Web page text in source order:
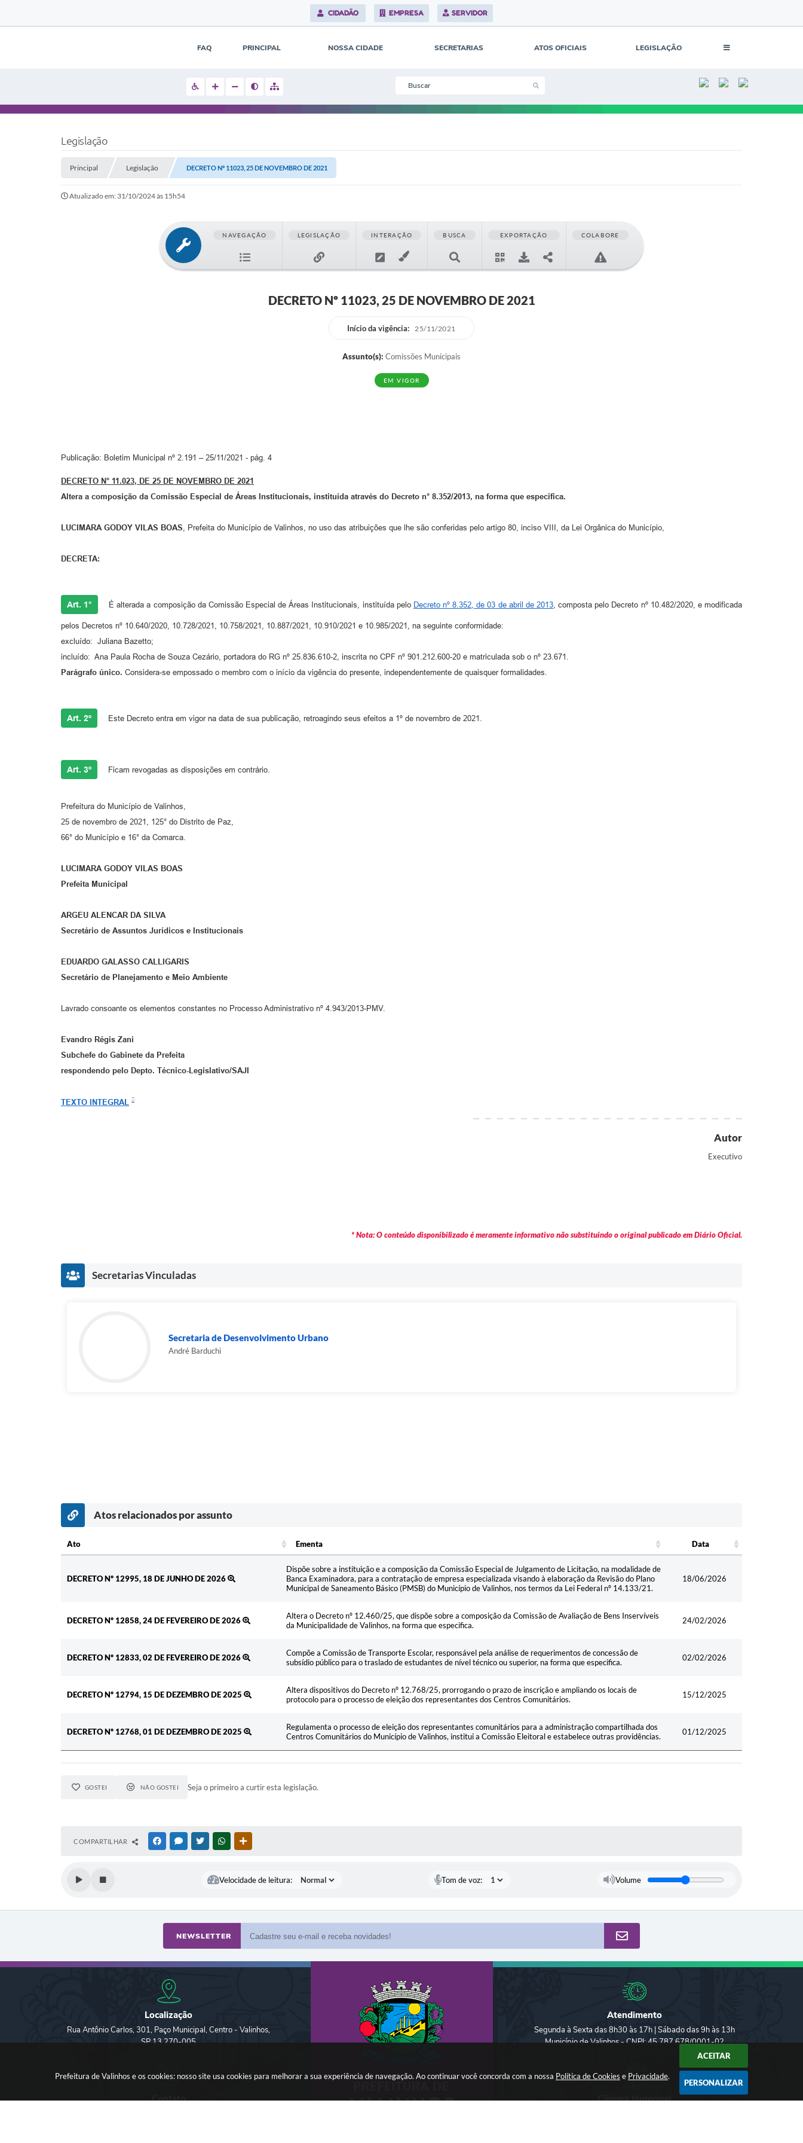
Prefeitura de Valinhos e os cookies: nosso site usa cookies para melhorar a sua experiência de navegação. Ao continuar você concorda com a nossa Política de Cookies e Privacidade.
ACEITAR
PERSONALIZAR
CIDADÃO EMPRESA SERVIDOR
FAQ PRINCIPAL NOSSA CIDADE SECRETARIAS ATOS OFICIAIS LEGISLAÇÃO
Legislação
Principal Legislação DECRETO Nº 11023, 25 DE NOVEMBRO DE 2021
Atualizado em: 31/10/2024 às 15h54
NAVEGAÇÃO LEGISLAÇÃO INTERAÇÃO BUSCA EXPORTAÇÃO COLABORE
DECRETO Nº 11023, 25 DE NOVEMBRO DE 2021
Início da vigência: 25/11/2021
Assunto(s): Comissões Municipais
EM VIGOR
Publicação: Boletim Municipal nº 2.191 – 25/11/2021 - pág. 4
DECRETO N° 11.023, DE 25 DE NOVEMBRO DE 2021
Altera a composição da Comissão Especial de Áreas Institucionais, instituída através do Decreto n° 8.352/2013, na forma que especifica.
LUCIMARA GODOY VILAS BOAS, Prefeita do Município de Valinhos, no uso das atribuições que lhe são conferidas pelo artigo 80, inciso VIII, da Lei Orgânica do Município,
DECRETA:
Art. 1° É alterada a composição da Comissão Especial de Áreas Institucionais, instituída pelo Decreto nº 8.352, de 03 de abril de 2013, composta pelo Decreto nº 10.482/2020, e modificada
pelos Decretos nº 10.640/2020, 10.728/2021, 10.758/2021, 10.887/2021, 10.910/2021 e 10.985/2021, na seguinte conformidade:
excluído: Juliana Bazetto;
incluído: Ana Paula Rocha de Souza Cezário, portadora do RG nº 25.836.610-2, inscrita no CPF nº 901.212.600-20 e matriculada sob o nº 23.671.
Parágrafo único. Considera-se empossado o membro com o início da vigência do presente, independentemente de quaisquer formalidades.
Art. 2º Este Decreto entra em vigor na data de sua publicação, retroagindo seus efeitos a 1º de novembro de 2021.
Art. 3º Ficam revogadas as disposições em contrário.
Prefeitura do Município de Valinhos,
25 de novembro de 2021, 125° do Distrito de Paz,
66° do Município e 16° da Comarca.
LUCIMARA GODOY VILAS BOAS
Prefeita Municipal
ARGEU ALENCAR DA SILVA
Secretário de Assuntos Jurídicos e Institucionais
EDUARDO GALASSO CALLIGARIS
Secretário de Planejamento e Meio Ambiente
Lavrado consoante os elementos constantes no Processo Administrativo nº 4.943/2013-PMV.
Evandro Régis Zani
Subchefe do Gabinete da Prefeita
respondendo pelo Depto. Técnico-Legislativo/SAJI
TEXTO INTEGRAL
Autor
Executivo
* Nota: O conteúdo disponibilizado é meramente informativo não substituindo o original publicado em Diário Oficial.
Secretarias Vinculadas
Secretaria de Desenvolvimento Urbano
André Barduchi
Atos relacionados por assunto
Ato Ementa
Data
DECRETO Nº 12995, 18 DE JUNHO DE 2026
Dispõe sobre a instituição e a composição da Comissão Especial de Julgamento de Licitação, na modalidade de
Banca Examinadora, para a contratação de empresa especializada visando à elaboração da Revisão do Plano
Municipal de Saneamento Básico (PMSB) do Município de Valinhos, nos termos da Lei Federal nº 14.133/21.
18/06/2026
DECRETO Nº 12858, 24 DE FEVEREIRO DE 2026
Altera o Decreto nº 12.460/25, que dispõe sobre a composição da Comissão de Avaliação de Bens Inservíveis
da Municipalidade de Valinhos, na forma que especifica.
24/02/2026
DECRETO Nº 12833, 02 DE FEVEREIRO DE 2026
Compõe a Comissão de Transporte Escolar, responsável pela análise de requerimentos de concessão de
subsídio público para o traslado de estudantes de nível técnico ou superior, na forma que especifica.
02/02/2026
DECRETO Nº 12794, 15 DE DEZEMBRO DE 2025
Altera dispositivos do Decreto nº 12.768/25, prorrogando o prazo de inscrição e ampliando os locais de
protocolo para o processo de eleição dos representantes dos Centros Comunitários.
15/12/2025
DECRETO Nº 12768, 01 DE DEZEMBRO DE 2025
Regulamenta o processo de eleição dos representantes comunitários para a administração compartilhada dos
Centros Comunitários do Município de Valinhos, institui a Comissão Eleitoral e estabelece outras providências.
01/12/2025
GOSTEI NÃO GOSTEI Seja o primeiro a curtir esta legislação.
COMPARTILHAR FACEBOOKMESSENGER
TWITTERWHATSAPP
Velocidade de leitura: Tom de voz: Volume
NEWSLETTER
Localização
Rua Antônio Carlos, 301, Paço Municipal, Centro - Valinhos,
SP 13.270-005
Contato
Atendimento
Segunda à Sexta das 8h30 às 17h | Sábado das 9h às 13h
Município de Valinhos - CNPJ: 45.787.678/0001-02
Câmara Municipal